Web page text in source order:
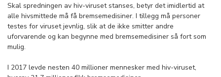
Skal spredningen av hiv-viruset stanses, betyr det imidlertid at
alle hivsmittede må få bremsemedisiner. I tillegg må personer
testes for viruset jevnlig, slik at de ikke smitter andre
uforvarende og kan begynne med bremsemedisiner så fort som
mulig.
I 2017 levde nesten 40 millioner mennesker med hiv-viruset,